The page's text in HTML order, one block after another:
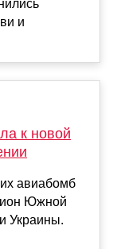
и
к новой
авиабомб
Южной
Украины.